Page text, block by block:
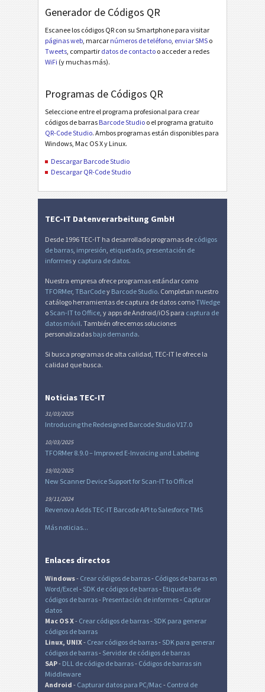
Generador de Códigos QR
Escanee los códigos QR con su Smartphone para visitar
páginas web, marcar números de teléfono, enviar SMS o
Tweets, compartir datos de contacto o acceder a redes
WiFi (y muchas más).
Programas de Códigos QR
Seleccione entre el programa profesional para crear
códigos de barras Barcode Studio o el programa gratuito
QR-Code Studio. Ambos programas están disponibles para
Windows, Mac OS X y Linux.
Descargar Barcode Studio
Descargar QR-Code Studio
TEC-IT Datenverarbeitung GmbH
Desde 1996 TEC-IT ha desarrollado programas de códigos
de barras, impresión, etiquetado, presentación de
informesy captura de datos.
Nuestra empresa ofrece programas estándar como
TFORMer, TBarCodey Barcode Studio. Completan nuestro
catálogo herramientas de captura de datos comoTWedge
o Scan-IT to Office, y apps de Android/iOS para captura de
datos móvil. También ofrecemos soluciones
personalizadas bajo demanda.
Si busca programas de alta calidad, TEC-IT le ofrece la
calidad que busca.
Noticias TEC-IT
31/03/2025
Introducing the Redesigned Barcode Studio V17.0
10/03/2025
TFORMer 8.9.0 – Improved E-Invoicing and Labeling
19/02/2025
New Scanner Device Support for Scan-IT to Office!
19/11/2024
Revenova Adds TEC-IT Barcode API to Salesforce TMS
Más noticias...
Enlaces directos
Windows- Crear códigos de barras- Códigos de barras en
Word/Excel- SDK de códigos de barras- Etiquetas de
códigos de barras- Presentación de informes- Capturar
datos
Mac OS X- Crear códigos de barras- SDK para generar
códigos de barras
Linux, UNIX- Crear códigos de barras- SDK para generar
códigos de barras- Servidor de códigos de barras
SAP- DLL de código de barras- Códigos de barras sin
Middleware
Android - Capturar datos para PC/Mac - Control de